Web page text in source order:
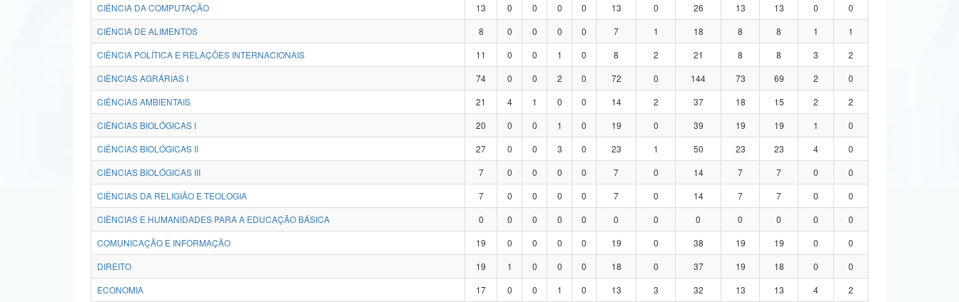
CIÊNCIA DA COMPUTAÇÃO
13 0 0 0 0 13 0 26 13 13 0
0
CIÊNCIA DE ALIMENTOS
8 0 0 0 0 7 1 18 8 8 1
1
CIÊNCIA POLÍTICA E RELAÇÕES INTERNACIONAIS
11 0 0 1 0 8 2 21 8 8 3
2
CIÊNCIAS AGRÁRIAS I
74 0 0 2 0 72 0 144 73 69 2
0
CIÊNCIAS AMBIENTAIS
21 4 1 0 0 14 2 37 18 15 2
2
CIÊNCIAS BIOLÓGICAS I
20 0 0 1 0 19 0 39 19 19 1
0
CIÊNCIAS BIOLÓGICAS II
27 0 0 3 0 23 1 50 23 23 4
0
CIÊNCIAS BIOLÓGICAS III
7 0 0 0 0 7 0 14 7 7 0
0
CIÊNCIAS DA RELIGIÃO E TEOLOGIA
7 0 0 0 0 7 0 14 7 7 0
0
CIÊNCIAS E HUMANIDADES PARA A EDUCAÇÃO BÁSICA
0 0 0 0 0 0 0 0 0 0 0
0
COMUNICAÇÃO E INFORMAÇÃO
19 0 0 0 0 19 0 38 19 19 0
0
DIREITO
19 1 0 0 0 18 0 37 19 18 0
0
ECONOMIA
17 0 0 1 0 13 3 32 13 13 4
2